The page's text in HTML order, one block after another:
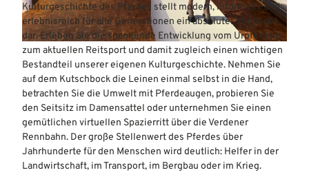
© Mittelweser-Touristik GmbH |CC-BY
Kulturgeschichte des Pferdes stellt modern, informativ und
erlebnisreich für alle Generationen ein absolutes Highlight
dar. Erleben Sie die spannende Entwicklung vom Urpferd bis
zum aktuellen Reitsport und damit zugleich einen wichtigen
Bestandteil unserer eigenen Kulturgeschichte. Nehmen Sie
auf dem Kutschbock die Leinen einmal selbst in die Hand,
betrachten Sie die Umwelt mit Pferdeaugen, probieren Sie
den Seitsitz im Damensattel oder unternehmen Sie einen
gemütlichen virtuellen Spazierritt über die Verdener
Rennbahn. Der große Stellenwert des Pferdes über
Jahrhunderte für den Menschen wird deutlich: Helfer in der
Landwirtschaft, im Transport, im Bergbau oder im Krieg.